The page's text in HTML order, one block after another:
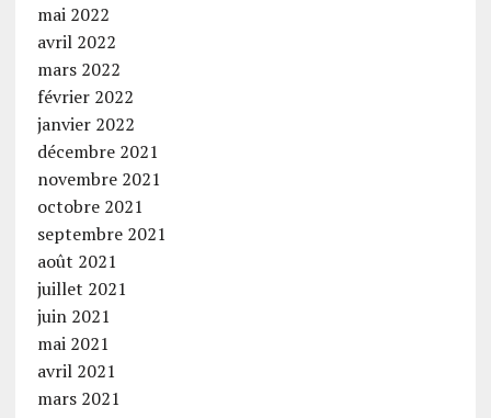
mai 2022
avril 2022
mars 2022
février 2022
janvier 2022
décembre 2021
novembre 2021
octobre 2021
septembre 2021
août 2021
juillet 2021
juin 2021
mai 2021
avril 2021
mars 2021